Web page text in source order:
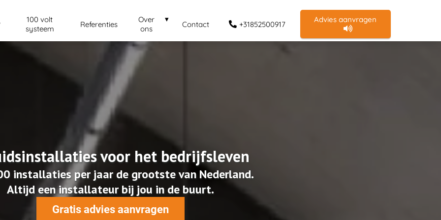
100 volt
systeem
Referenties
Over
ons
Contact +31852500917 Advies aanvragen
voor het bedrijfsleven
installaties per jaar de grootste van Nederland.
Altijd een installateur bij jou in de buurt.
Gratis advies aanvragen